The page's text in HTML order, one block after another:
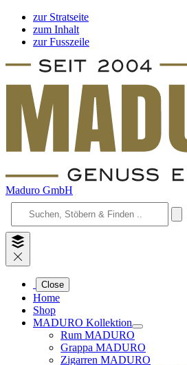
zur Stratseite
zum Inhalt
zur Fusszeile
Maduro GmbH
Close
Home
Shop
MADURO Kollektion
Rum MADURO
Grappa MADURO
Zigarren MADURO